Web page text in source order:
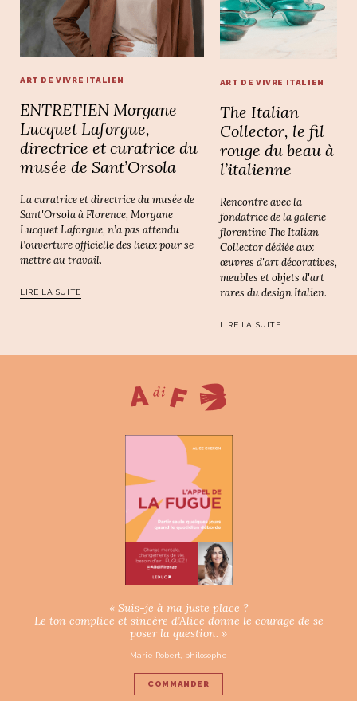
ART DE VIVRE ITALIEN
ENTRETIEN Morgane
Lucquet Laforgue,
directrice et curatrice du
musée de Sant’Orsola
La curatrice et directrice du musée de
Sant'Orsola à Florence, Morgane
Lucquet Laforgue, n’a pas attendu
l’ouverture officielle des lieux pour se
mettre au travail.
LIRE LA SUITE
ART DE VIVRE ITALIEN
The Italian
Collector, le fil
rouge du beau à
l’italienne
Rencontre avec la
fondatrice de la galerie
florentine The Italian
Collector dédiée aux
œuvres d'art décoratives,
meubles et objets d'art
rares du design Italien.
LIRE LA SUITE
« Suis-je à ma juste place ?
Le ton complice et sincère d’Alice donne le courage de se
poser la question. »
Marie Robert, philosophe
COMMANDER